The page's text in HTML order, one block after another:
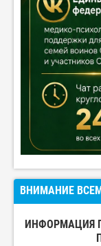
ВНИМАНИЕ
ИНФОРМАЦИЯ